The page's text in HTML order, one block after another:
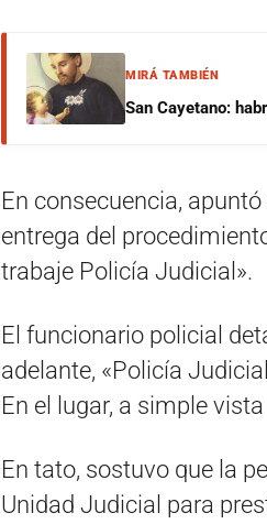
MIRÁ TAMBIÉN
San Cayetano:
En consecuencia,
entrega del
trabaje Policía Judicial».
El funcionario policial
adelante, «Policía
En el lugar, a simple
En tato, sostuvo que la
Unidad Judicial para